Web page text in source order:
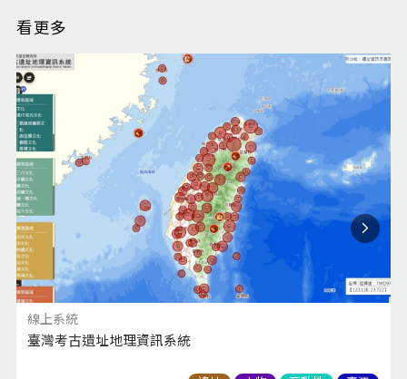
看更多
線上系統
臺灣考古遺址地理資訊系統